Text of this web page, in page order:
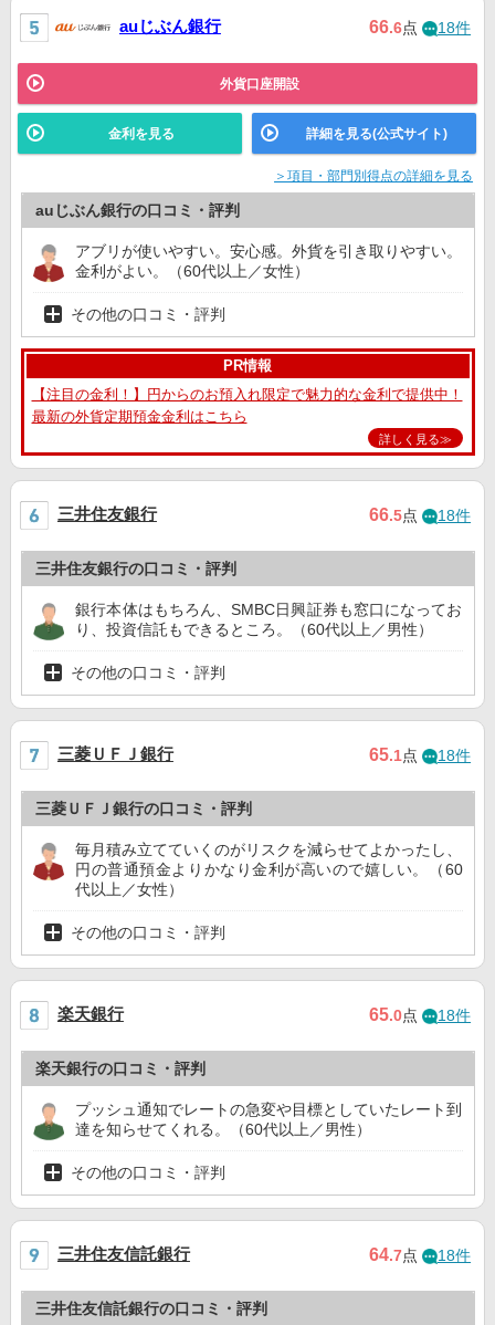
auじぶん銀行 66.6点 18件
外貨口座開設
金利を見る 詳細を見る(公式サイト)
＞項目・部門別得点の詳細を見る
auじぶん銀行の口コミ・評判
アブリが使いやすい。安心感。外貨を引き取りやすい。
金利がよい。（60代以上／女性）
その他の口コミ・評判
PR情報
【注目の金利！】円からのお預入れ限定で魅力的な金利で提供中！
最新の外貨定期預金金利はこちら
詳しく見る≫
三井住友銀行 66.5点 18件
三井住友銀行の口コミ・評判
銀行本体はもちろん、SMBC日興証券も窓口になってお
り、投資信託もできるところ。（60代以上／男性）
その他の口コミ・評判
三菱ＵＦＪ銀行 65.1点 18件
三菱ＵＦＪ銀行の口コミ・評判
毎月積み立てていくのがリスクを減らせてよかったし、
円の普通預金よりかなり金利が高いので嬉しい。（60
代以上／女性）
その他の口コミ・評判
楽天銀行 65.0点 18件
楽天銀行の口コミ・評判
プッシュ通知でレートの急変や目標としていたレート到
達を知らせてくれる。（60代以上／男性）
その他の口コミ・評判
三井住友信託銀行 64.7点 18件
三井住友信託銀行の口コミ・評判